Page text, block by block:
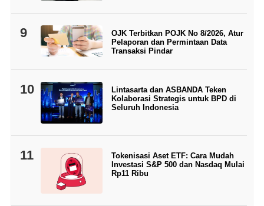
9
OJK Terbitkan POJK No 8/2026, Atur
Pelaporan dan Permintaan Data
Transaksi Pindar
10
Lintasarta dan ASBANDA Teken
Kolaborasi Strategis untuk BPD di
Seluruh Indonesia
11
Tokenisasi Aset ETF: Cara Mudah
Investasi S&P 500 dan Nasdaq Mulai
Rp11 Ribu